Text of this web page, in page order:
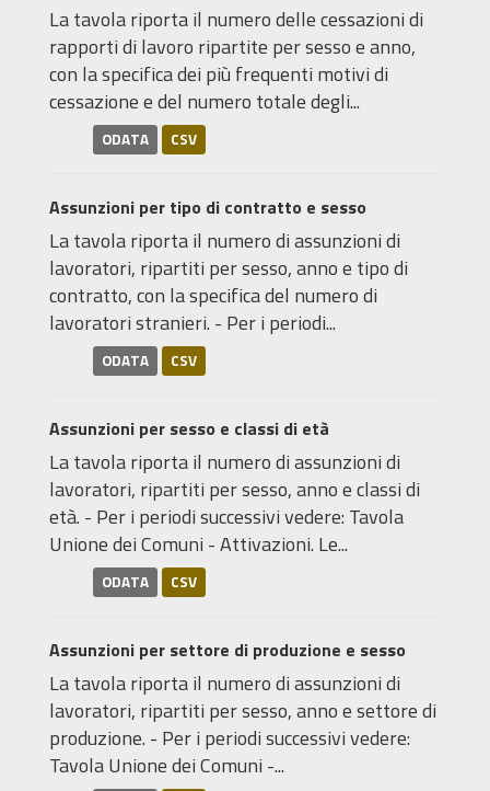
La tavola riporta il numero delle cessazioni di
rapporti di lavoro ripartite per sesso e anno,
con la specifica dei più frequenti motivi di
cessazione e del numero totale degli...
ODATA CSV
Assunzioni per tipo di contratto e sesso
La tavola riporta il numero di assunzioni di
lavoratori, ripartiti per sesso, anno e tipo di
contratto, con la specifica del numero di
lavoratori stranieri. - Per i periodi...
ODATA CSV
Assunzioni per sesso e classi di età
La tavola riporta il numero di assunzioni di
lavoratori, ripartiti per sesso, anno e classi di
età. - Per i periodi successivi vedere: Tavola
Unione dei Comuni - Attivazioni. Le...
ODATA CSV
Assunzioni per settore di produzione e sesso
La tavola riporta il numero di assunzioni di
lavoratori, ripartiti per sesso, anno e settore di
produzione. - Per i periodi successivi vedere:
Tavola Unione dei Comuni -...